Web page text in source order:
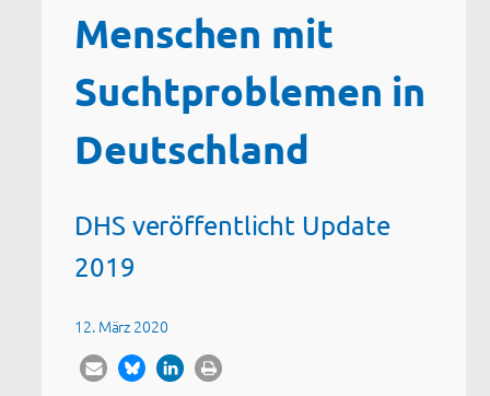
Menschen mit
Suchtproblemen in
Deutschland
DHS veröffentlicht Update
2019
12. März 2020